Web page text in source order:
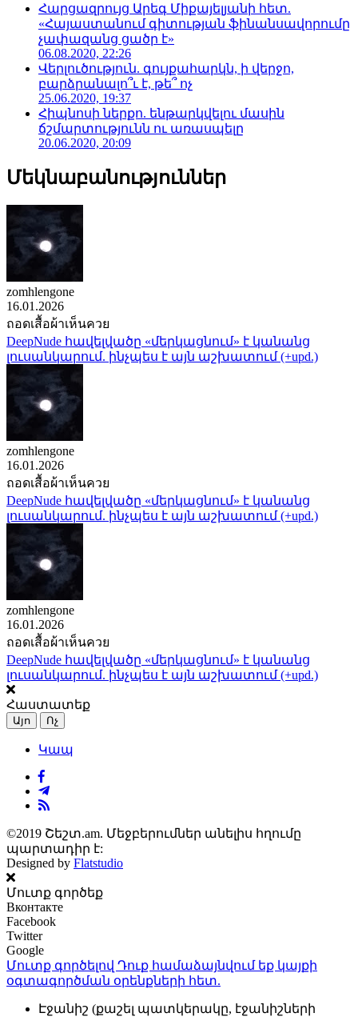
Հարցազրույց Արեգ Միքայելյանի հետ.
«Հայաստանում գիտության ֆինանսավորումը
չափազանց ցածր է»
06.08.2020, 22:26
Վերլուծություն. գույքահարկն, ի վերջո,
բարձրանալո՞ւ է, թե՞ ոչ
25.06.2020, 19:37
Հիպնոսի ներքո. ենթարկվելու մասին
ճշմարտությունն ու առասպելը
20.06.2020, 20:09
Մեկնաբանություններ
zomhlengone
16.01.2026
ถอดเสื้อผ้าเห็นควย
DeepNude հավելվածը «մերկացնում» է կանանց
լուսանկարում. ինչպես է այն աշխատում (+upd.)
zomhlengone
16.01.2026
ถอดเสื้อผ้าเห็นควย
DeepNude հավելվածը «մերկացնում» է կանանց
լուսանկարում. ինչպես է այն աշխատում (+upd.)
zomhlengone
16.01.2026
ถอดเสื้อผ้าเห็นควย
DeepNude հավելվածը «մերկացնում» է կանանց
լուսանկարում. ինչպես է այն աշխատում (+upd.)
Հաստատեք
Այո Ոչ
Կապ
©2019 Շեշտ.am. Մեջբերումներ անելիս հղումը
պարտադիր է:
Designed by Flatstudio
Մուտք գործեք
Вконтакте
Facebook
Twitter
Google
Մուտք գործելով Դուք համաձայնվում եք կայքի
օգտագործման օրենքների հետ.
Էջանիշ (քաշել պատկերակը, էջանիշների